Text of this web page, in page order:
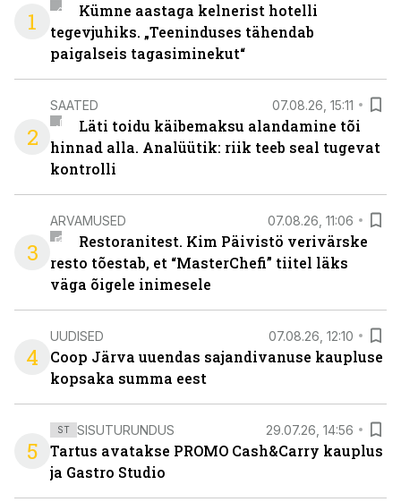
1
Kümne aastaga kelnerist hotelli
tegevjuhiks. „Teeninduses tähendab
paigalseis tagasiminekut“
2
SAATED 07.08.26, 15:11
Läti toidu käibemaksu alandamine tõi
hinnad alla. Analüütik: riik teeb seal tugevat
kontrolli
3
ARVAMUSED 07.08.26, 11:06
Restoranitest. Kim Päivistö verivärske
resto tõestab, et “MasterChefi” tiitel läks
väga õigele inimesele
4
UUDISED 07.08.26, 12:10
Coop Järva uuendas sajandivanuse kaupluse
kopsaka summa eest
5
ST SISUTURUNDUS 29.07.26, 14:56
Tartus avatakse PROMO Cash&Carry kauplus
ja Gastro Studio